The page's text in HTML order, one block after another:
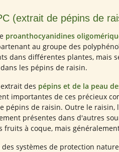
(extrait de pépins de
proanthocyanidines
au groupe des
dans différentes plantes, mais
les pépins de raisin.
des pépins et de la peau
importantes de ces précieux
pépins de raisin. Outre le raisin,
présentes dans d'autres
fruits à coque, mais
systèmes de protection